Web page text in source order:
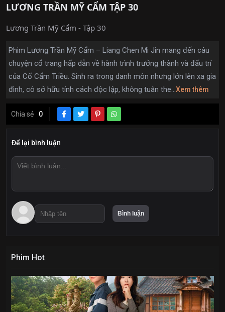
LƯƠNG TRẦN MỸ CẨM TẬP 30
Lương Trần Mỹ Cẩm - Tập 30
Phim Lương Trần Mỹ Cẩm – Liang Chen Mi Jin mang đến câu
chuyện cổ trang hấp dẫn về hành trình trưởng thành và đấu trí
của Cố Cẩm Triều. Sinh ra trong danh môn nhưng lớn lên xa gia
đình, cô sở hữu tính cách độc lập, không tuân the...Xem thêm
Chia sẻ 0
Để lại bình luận
Phim Hot